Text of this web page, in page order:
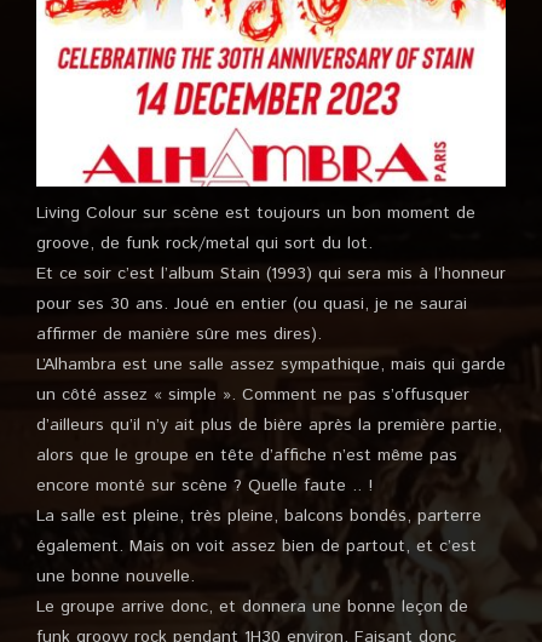
Living Colour sur scène est toujours un bon moment de
groove, de funk rock/metal qui sort du lot.
Et ce soir c’est l’album Stain (1993) qui sera mis à l’honneur
pour ses 30 ans. Joué en entier (ou quasi, je ne saurai
affirmer de manière sûre mes dires).
L’Alhambra est une salle assez sympathique, mais qui garde
un côté assez « simple ». Comment ne pas s’offusquer
d’ailleurs qu’il n’y ait plus de bière après la première partie,
alors que le groupe en tête d’affiche n’est même pas
encore monté sur scène ? Quelle faute .. !
La salle est pleine, très pleine, balcons bondés, parterre
également. Mais on voit assez bien de partout, et c’est
une bonne nouvelle.
Le groupe arrive donc, et donnera une bonne leçon de
funk groovy rock pendant 1H30 environ. Faisant donc